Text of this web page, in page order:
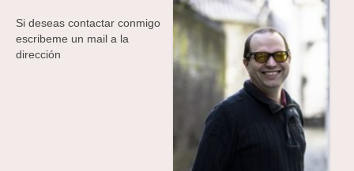
Si deseas contactar conmigo
escribeme un mail a la
dirección